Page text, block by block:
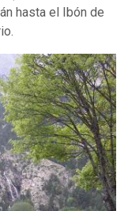
hasta el Ibón de